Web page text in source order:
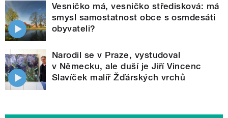
Vesničko má, vesničko středisková: má
smysl samostatnost obce s osmdesáti
obyvateli?
Narodil se v Praze, vystudoval
v Německu, ale duší je Jiří Vincenc
Slavíček malíř Žďárských vrchů